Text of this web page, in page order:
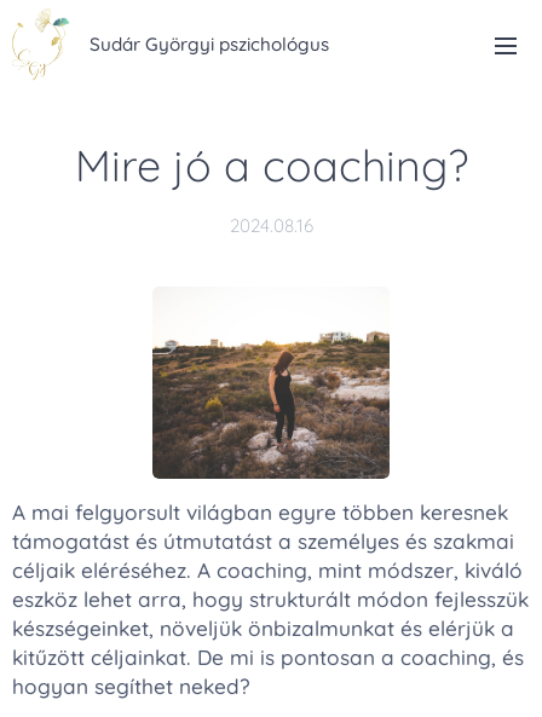
Sudár Györgyi pszichológus
Mire jó a coaching?
2024.08.16
A mai felgyorsult világban egyre többen keresnek
támogatást és útmutatást a személyes és szakmai
céljaik eléréséhez. A coaching, mint módszer, kiváló
eszköz lehet arra, hogy strukturált módon fejlesszük
készségeinket, növeljük önbizalmunkat és elérjük a
kitűzött céljainkat. De mi is pontosan a coaching, és
hogyan segíthet neked?